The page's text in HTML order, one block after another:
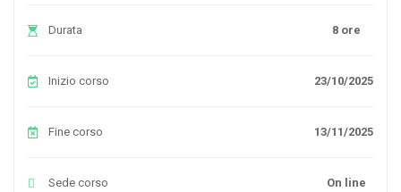
Durata 8 ore
Inizio corso 23/10/2025
Fine corso 13/11/2025
Sede corso On line